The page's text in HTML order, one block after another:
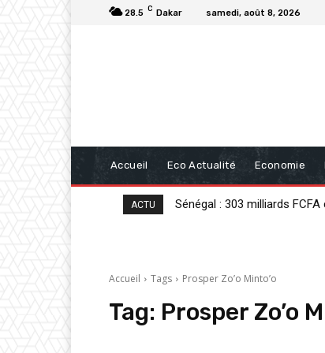
28.5 C Dakar samedi, août 8, 2026
Accueil Eco Actualité Economie
ACTU Sénégal : 303 milliards
Analyse : « Sénégal :
Accueil Tags Prosper Zo’o Minto’o
Tag: Prosper Zo’o